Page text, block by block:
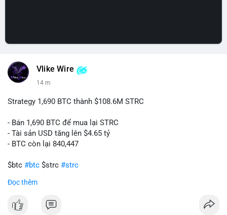
Vlike Wire
14 m
Strategy 1,690 BTC thành $108.6M STRC
- Bán 1,690 BTC để mua lại STRC
- Tài sản USD tăng lên $4.65 tỷ
- BTC còn lại 840,447
$btc #btc $strc #strc
#vlikevn
📰 Nguồn: Cointelegraph
Đọc thêm